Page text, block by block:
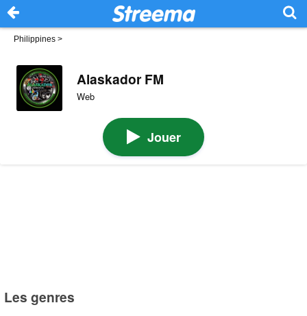
Philippines >
Alaskador FM
Web
Jouer
Les genres